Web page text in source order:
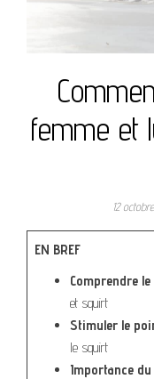
femme et
12
EN BREF
Comprendre
et squirt
Stimuler le
le squirt
Importance